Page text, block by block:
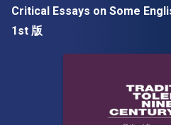
Critical Essays on Some
1st 版